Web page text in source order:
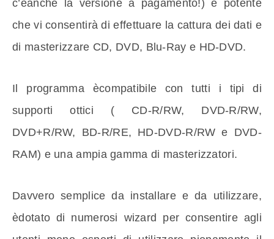
c’èanche la versione a pagamento!) e potente
che vi consentirà di effettuare la cattura dei dati e
di masterizzare CD, DVD, Blu-Ray e HD-DVD.
Il programma ècompatibile con tutti i tipi di
supporti ottici ( CD-R/RW, DVD-R/RW,
DVD+R/RW, BD-R/RE, HD-DVD-R/RW e DVD-
RAM) e una ampia gamma di masterizzatori.
Davvero semplice da installare e da utilizzare,
èdotato di numerosi wizard per consentire agli